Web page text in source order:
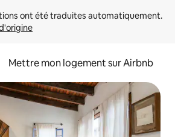
Mettre mon logement sur Airbnb